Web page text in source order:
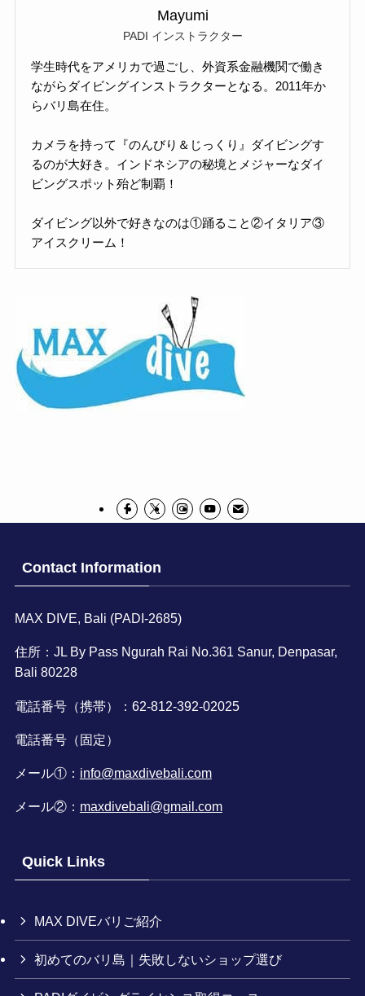
Mayumi
PADI インストラクター
学生時代をアメリカで過ごし、外資系金融機関で働き
ながらダイビングインストラクターとなる。2011年か
らバリ島在住。
カメラを持って『のんびり＆じっくり』ダイビングす
るのが大好き。インドネシアの秘境とメジャーなダイ
ビングスポット殆ど制覇！
ダイビング以外で好きなのは①踊ること②イタリア③
アイスクリーム！
Contact Information
MAX DIVE, Bali (PADI-2685)
住所：JL By Pass Ngurah Rai No.361 Sanur, Denpasar,
Bali 80228
電話番号（携帯）：62-812-392-02025
電話番号（固定）
メール①： info@maxdivebali.com
メール②： maxdivebali@gmail.com
Quick Links
MAX DIVEバリご紹介
初めてのバリ島｜失敗しないショップ選び